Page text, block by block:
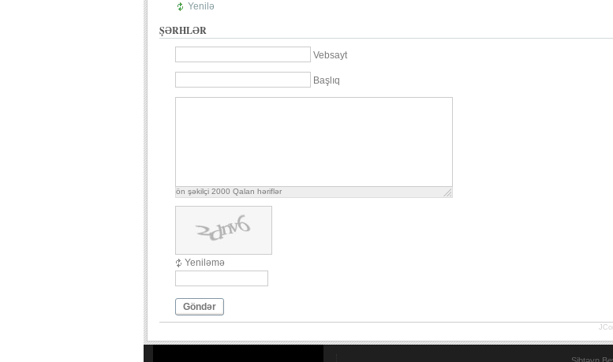
Yenilə
ŞƏRHLƏR
Vebsayt
Başlıq
ön şəkilçi 2000 Qalan həriflər
Yeniləmə
Göndər